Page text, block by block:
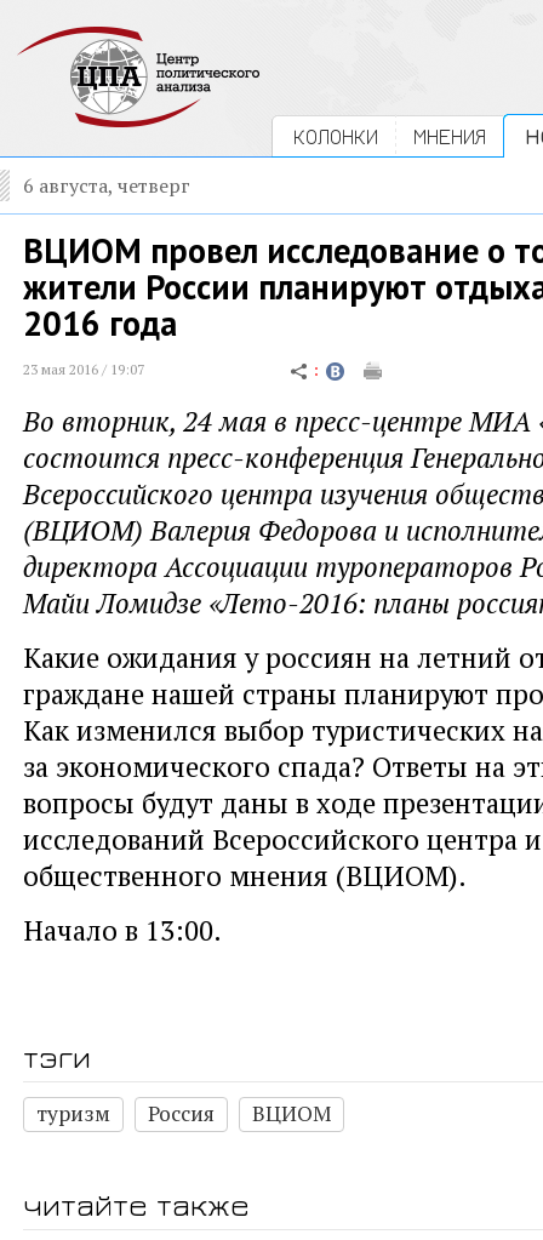
КОЛОНКИ МНЕНИЯ
6 августа, четверг
ВЦИОМ провел исследование о
жители России планируют
2016 года
23 мая 2016 / 19:07
Во вторник, 24 мая в пресс-центре МИА
состоится пресс-конференция
Всероссийского центра изучения
(ВЦИОМ) Валерия Федорова и
директора Ассоциации туроператоров
Майи Ломидзе «Лето-2016: планы
Какие ожидания у россиян на летний
граждане нашей страны планируют
Как изменился выбор туристических
за экономического спада? Ответы на
вопросы будут даны в ходе
исследований Всероссийского центра
общественного мнения (ВЦИОМ).
Начало в 13:00.
тэги
туризм Россия ВЦИОМ
читайте также